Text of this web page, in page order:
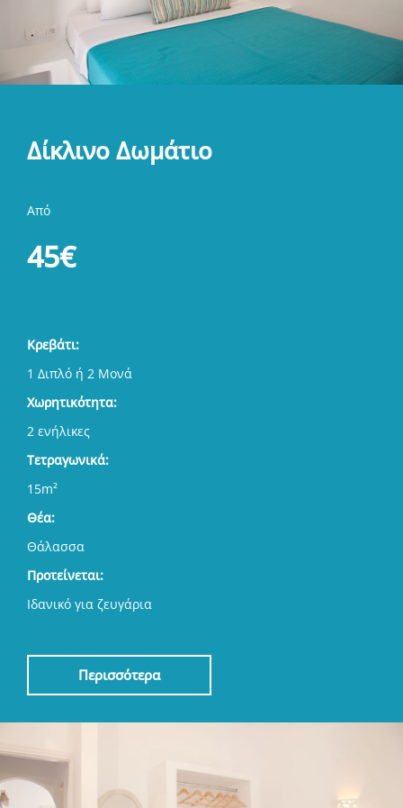
Δίκλινο Δωμάτιο
Από
45€
Κρεβάτι:
1 Διπλό ή 2 Μονά
Χωρητικότητα:
2 ενήλικες
Τετραγωνικά:
15m²
Θέα:
Θάλασσα
Προτείνεται:
Ιδανικό για ζευγάρια
Περισσότερα